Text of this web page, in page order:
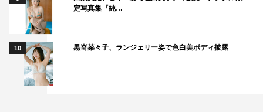
いることを誇りに両立しているんですが、昭和19年にタイ
ムスリップしてからは、最初は戸惑いながらも、彼女はわ
りと早々に受け入れて、そして前向きにいろんなものを諦
めていきます。彼女には守るべき家族や子供たちがいて、
愛する存在を守るという思いで自ら変わっていくことを選
定写真集『純…
10 黒嵜菜々子、ランジェリー姿で色白美ボディ披露